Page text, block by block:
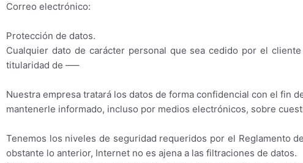
Correo electrónico:
Protección de datos.
Cualquier dato de carácter personal que sea cedido por el
titularidad de —–
Nuestra empresa tratará los datos de forma confidencial con el fin
mantenerle informado, incluso por medios electrónicos, sobre
Tenemos los niveles de seguridad requeridos por el Reglamento
obstante lo anterior, Internet no es ajena a las filtraciones de datos.